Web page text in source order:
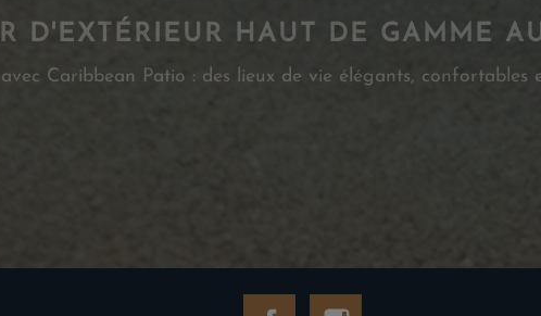
D'EXTÉRIEUR HAUT DE GAMME
avec Caribbean Patio : des lieux de vie élégants,
Facebook